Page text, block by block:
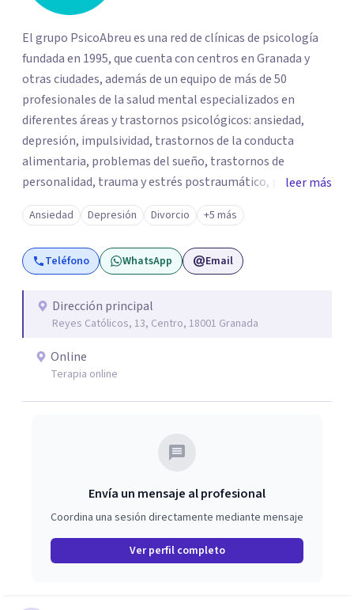
El grupo PsicoAbreu es una red de clínicas de psicología
fundada en 1995, que cuenta con centros en Granada y
otras ciudades, además de un equipo de más de 50
profesionales de la salud mental especializados en
diferentes áreas y trastornos psicológicos: ansiedad,
depresión, impulsividad, trastornos de la conducta
alimentaria, problemas del sueño, trastornos de
personalidad, trauma y estrés postraumático, psicología
infantil y juvenil, terapia de pareja, psicología jurídica,
psiquiatría, neuropsicología, entre otros. PsicoAbreu
dispone de un equipo de especialistas formados en una
amplia variedad de técnicas y orientaciones psicológicas,
hipnosis regresiva, terapia analítico-funcional, terapia de
aceptación y compromiso, terapia sistémica o
leer más
Ansiedad Depresión Divorcio +5 más
Teléfono WhatsApp Email
Dirección principal
Reyes Católicos, 13, Centro, 18001 Granada
Online
Terapia online
Envía un mensaje al profesional
Coordina una sesión directamente mediante mensaje
Ver perfil completo